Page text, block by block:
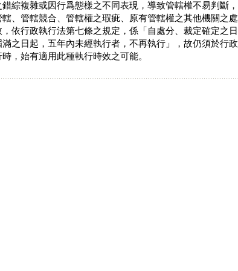
綜複雜或因行爲態樣之不同表現，導致管轄權不易判斷，
、管轄競合、管轄權之瑕疵、原有管轄權之其他機關之處
依行政執行法第七條之規定，係「自處分、裁定確定之日
之日起，五年內未經執行者，不再執行」，故仍須於行政
，始有適用此種執行時效之可能。